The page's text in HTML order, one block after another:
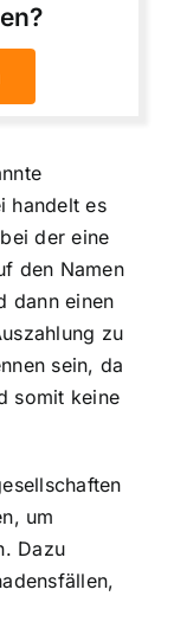
handelt es
der eine
den Namen
dann einen
zu
sein, da
somit keine
, um
Dazu